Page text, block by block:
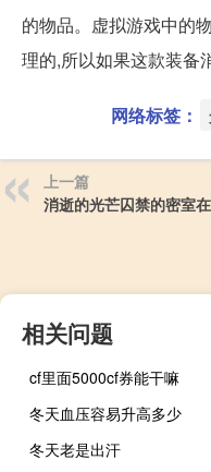
的物品。虚拟游戏中的
理的,所以如果这款装备
网络标签：
上一篇
消逝的光芒囚禁的密室
相关问题
cf里面5000cf券能干嘛
冬天血压容易升高多少
冬天老是出汗